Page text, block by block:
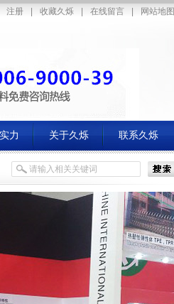
注册 收藏久烁 在线留言 网站地图
力 关于久烁 联系久烁